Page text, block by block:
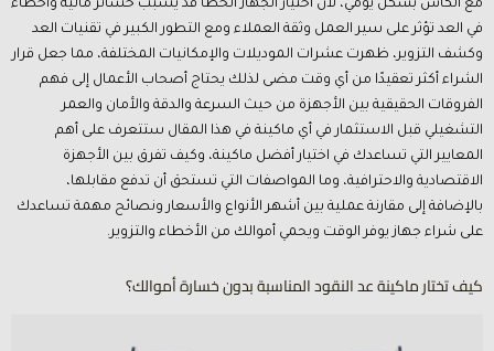
مع الكاش بشكل يومي، لأن اختيار الجهاز الخطأ قد يسبب خسائر مالية وأخطاء
في العد تؤثر على سير العمل وثقة العملاء ومع التطور الكبير في تقنيات العد
وكشف التزوير، ظهرت عشرات الموديلات والإمكانيات المختلفة، مما جعل قرار
الشراء أكثر تعقيدًا من أي وقت مضى لذلك يحتاج أصحاب الأعمال إلى فهم
الفروقات الحقيقية بين الأجهزة من حيث السرعة والدقة والأمان والعمر
التشغيلي قبل الاستثمار في أي ماكينة في هذا المقال ستتعرف على أهم
المعايير التي تساعدك في اختيار أفضل ماكينة، وكيف تفرق بين الأجهزة
الاقتصادية والاحترافية، وما المواصفات التي تستحق أن تدفع مقابلها،
بالإضافة إلى مقارنة عملية بين أشهر الأنواع والأسعار ونصائح مهمة تساعدك
على شراء جهاز يوفر الوقت ويحمي أموالك من الأخطاء والتزوير.
كيف تختار ماكينة عد النقود المناسبة بدون خسارة أموالك؟